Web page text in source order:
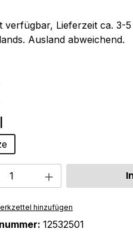
verfügbar, Lieferzeit ca. 3-
Ausland abweichend.
Anzahl: Gib
hinzufügen
12532501